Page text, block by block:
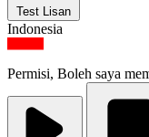
Test Lisan
Indonesia
Permisi, Boleh saya